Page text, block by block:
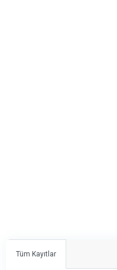
Tüm Kayıtlar